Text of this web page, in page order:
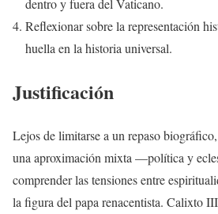
Reflexionar sobre la representación
huella en la historia universal.
Justificación
Lejos de limitarse a un repaso
una aproximación mixta —política y
comprender las tensiones entre
la figura del papa renacentista. Calixto